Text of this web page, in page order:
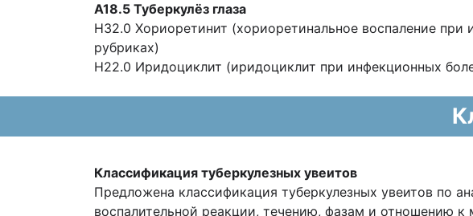
А18.5 Туберкулёз глаза
Н32.0 Хориоретинит (хориоретинальное воспаление
рубриках)
Н22.0 Иридоциклит (иридоциклит при инфекционных
Классификация туберкулезных увеитов
Предложена классификация туберкулезных увеитов по
воспалительной реакции, течению, фазам и отношению